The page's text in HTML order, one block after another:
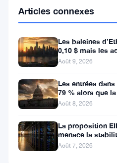
qui
débuté
décembre
2020,
est
maintenant
terminé.
Articles connexes
Les baleines
0,10 $ mais les
à l’écart
Août 9, 2026
Les entrées
79 % alors que
avant la pause du
Août 8, 2026
La proposition
menace la
stakés et de la
Août 7, 2026